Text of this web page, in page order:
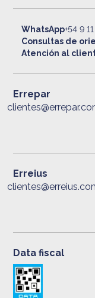
WhatsApp+54 9
Consultas de
Atención al
Errepar
Erreius
Data fiscal